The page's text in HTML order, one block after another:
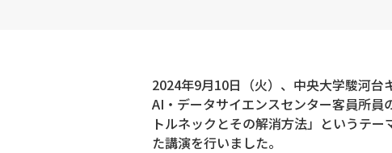
2024年9月10日（火）、中央大学駿河台
AI・データサイエンスセンター客員所
トルネックとその解消方法」というテ
た講演を行いました。